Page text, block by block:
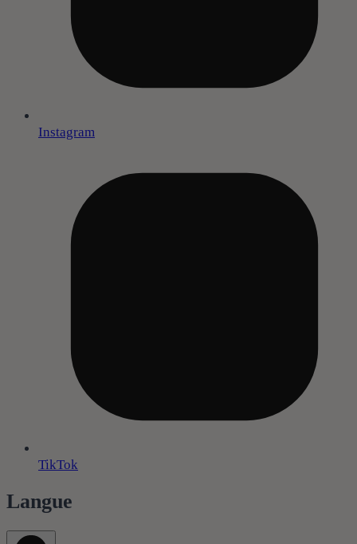
Instagram
TikTok
Langue